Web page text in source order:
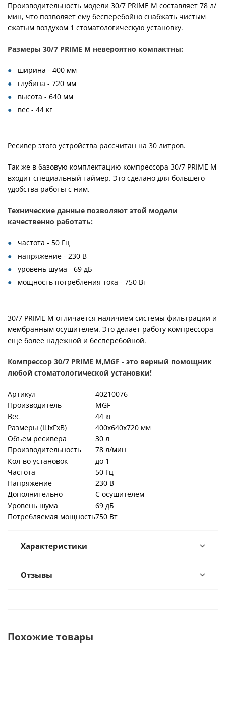
Производительность модели 30/7 PRIME M составляет 78 л/
мин, что позволяет ему бесперебойно снабжать чистым
сжатым воздухом 1 стоматологическую установку.
Размеры 30/7 PRIME M невероятно компактны:
ширина - 400 мм
глубина - 720 мм
высота - 640 мм
вес - 44 кг
Ресивер этого устройства рассчитан на 30 литров.
Так же в базовую комплектацию компрессора 30/7 PRIME M
входит специальный таймер. Это сделано для большего
удобства работы с ним.
Технические данные позволяют этой модели
качественно работать:
частота - 50 Гц
напряжение - 230 В
уровень шума - 69 дБ
мощность потребления тока - 750 Вт
30/7 PRIME M отличается наличием системы фильтрации и
мембранным осушителем. Это делает работу компрессора
еще более надежной и бесперебойной.
Компрессор 30/7 PRIME M,MGF - это верный помощник
любой стоматологической установки!
Артикул
40210076
Производитель
MGF
Вес
44 кг
Размеры (ШхГхВ)
400x640x720 мм
Объем ресивера
30 л
Производительность
78 л/мин
Кол-во установок
до 1
Частота
50 Гц
Напряжение
230 В
Дополнительно
С осушителем
Уровень шума
69 дБ
Потребляемая мощность750 Вт
Характеристики
Отзывы
Похожие товары